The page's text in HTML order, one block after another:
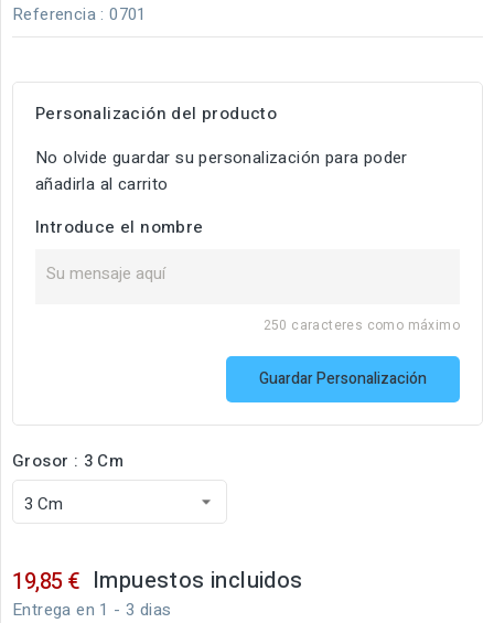
Referencia : 0701
Personalización del producto
No olvide guardar su personalización para poder
añadirla al carrito
Introduce el nombre
250 caracteres como máximo
Guardar Personalización
Grosor : 3 Cm
19,85 € Impuestos incluidos
Entrega en 1 - 3 dias